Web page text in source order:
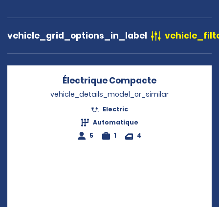
vehicle_grid_options_in_label
Électrique Compacte
vehicle_details_model_or_similar
Electric
Automatique
5
1 4